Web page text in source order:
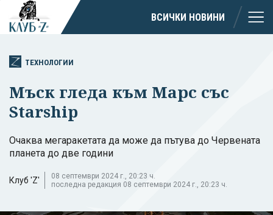
ВСИЧКИ НОВИНИ
ТЕХНОЛОГИИ
Мъск гледа към Марс със
Starship
Oчаква мегаракетата да може да пътува до Червената
планета до две години
Клуб 'Z'
08 септември 2024 г., 20:23 ч.
последна редакция 08 септември 2024 г., 20:23 ч.